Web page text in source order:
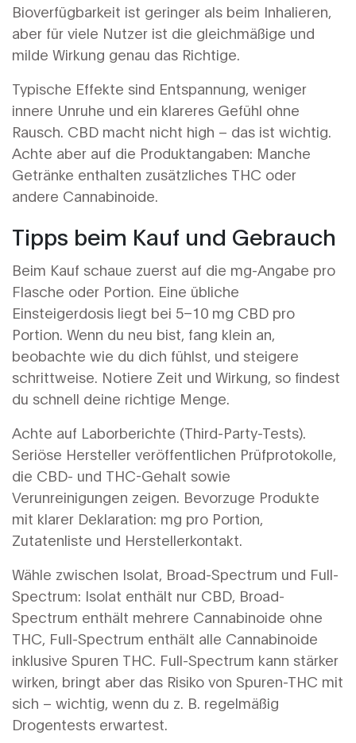
Bioverfügbarkeit ist geringer als beim Inhalieren,
aber für viele Nutzer ist die gleichmäßige und
milde Wirkung genau das Richtige.
Typische Effekte sind Entspannung, weniger
innere Unruhe und ein klareres Gefühl ohne
Rausch. CBD macht nicht high – das ist wichtig.
Achte aber auf die Produktangaben: Manche
Getränke enthalten zusätzliches THC oder
andere Cannabinoide.
Tipps beim Kauf und Gebrauch
Beim Kauf schaue zuerst auf die mg-Angabe pro
Flasche oder Portion. Eine übliche
Einsteigerdosis liegt bei 5–10 mg CBD pro
Portion. Wenn du neu bist, fang klein an,
beobachte wie du dich fühlst, und steigere
schrittweise. Notiere Zeit und Wirkung, so findest
du schnell deine richtige Menge.
Achte auf Laborberichte (Third-Party-Tests).
Seriöse Hersteller veröffentlichen Prüfprotokolle,
die CBD- und THC-Gehalt sowie
Verunreinigungen zeigen. Bevorzuge Produkte
mit klarer Deklaration: mg pro Portion,
Zutatenliste und Herstellerkontakt.
Wähle zwischen Isolat, Broad-Spectrum und Full-
Spectrum: Isolat enthält nur CBD, Broad-
Spectrum enthält mehrere Cannabinoide ohne
THC, Full-Spectrum enthält alle Cannabinoide
inklusive Spuren THC. Full-Spectrum kann stärker
wirken, bringt aber das Risiko von Spuren-THC mit
sich – wichtig, wenn du z. B. regelmäßig
Drogentests erwartest.